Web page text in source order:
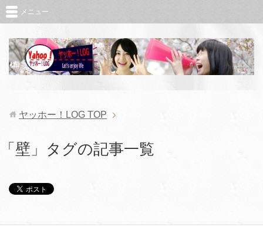
メニュー
ヤッホー！LOG TOP
「壁」タグの記事一覧